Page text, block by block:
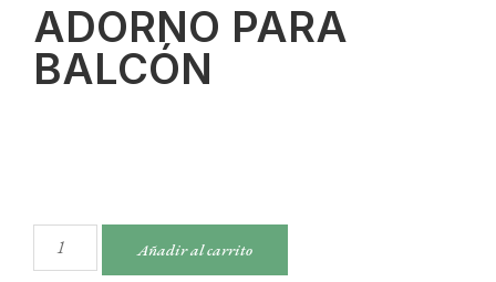
ADORNO PARA
BALCÓN
Añadir al carrito